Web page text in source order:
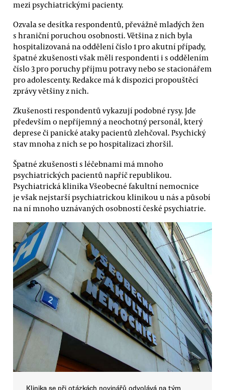
mezi psychiatrickými pacienty.
Ozvala se desítka respondentů, převážně mladých žen
s hraniční poruchou osobnosti. Většina z nich byla
hospitalizovaná na oddělení číslo 1 pro akutní případy,
špatné zkušenosti však měli respondenti i s oddělením
číslo 3 pro poruchy příjmu potravy nebo se stacionářem
pro adolescenty. Redakce má k dispozici propouštěcí
zprávy většiny z nich.
Zkušenosti respondentů vykazují podobné rysy. Jde
především o nepříjemný a neochotný personál, který
deprese či panické ataky pacientů zlehčoval. Psychický
stav mnoha z nich se po hospitalizaci zhoršil.
Špatné zkušenosti s léčebnami má mnoho
psychiatrických pacientů napříč republikou.
Psychiatrická klinika Všeobecné fakultní nemocnice
je však nejstarší psychiatrickou klinikou u nás a působí
na ní mnoho uznávaných osobností české psychiatrie.
Klinika se při otázkách novinářů odvolává na tým